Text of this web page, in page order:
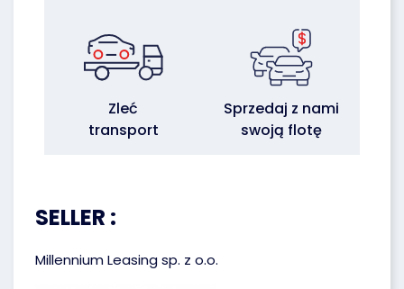
Zleć
transport
Sprzedaj z nami
swoją flotę
SELLER :
Millennium Leasing sp. z o.o.